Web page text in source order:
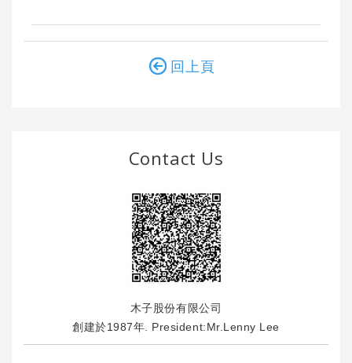
回上頁
Contact Us
木子股份有限公司
創建於1987年. President:Mr.Lenny Lee